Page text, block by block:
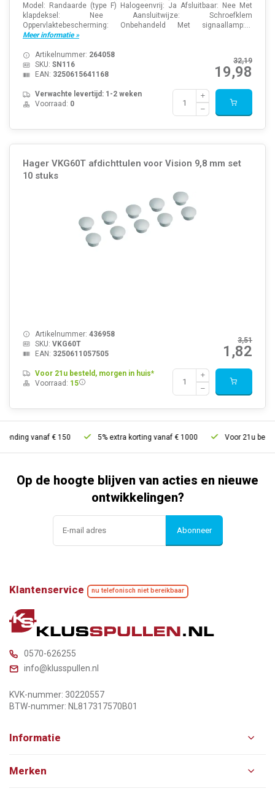
Model: Randaarde (type F) Halogeenvrij: Ja Afsluitbaar: Nee Met
klapdeksel: Nee Aansluitwijze: Schroefklem
Oppervlaktebescherming: Onbehandeld Met signaallamp:...
Meer informatie »
32,19
19,98
Artikelnummer: 264058
SKU: SN116
EAN: 3250615641168
Verwachte levertijd: 1-2 weken
Voorraad: 0
Hager VKG60T afdichttulen voor Vision 9,8 mm set
10 stuks
3,51
1,82
Artikelnummer: 436958
SKU: VKG60T
EAN: 3250611057505
Voor 21u besteld, morgen in huis*
Voorraad: 15
vanaf € 150 5% extra korting vanaf € 1000 Voor 21u besteld,
Op de hoogte blijven van acties en nieuwe
ontwikkelingen?
Abonneer
Klantenservice nu telefonisch niet bereikbaar
0570-626255
info@klusspullen.nl
KVK-nummer: 30220557
BTW-nummer: NL817317570B01
Informatie
Merken